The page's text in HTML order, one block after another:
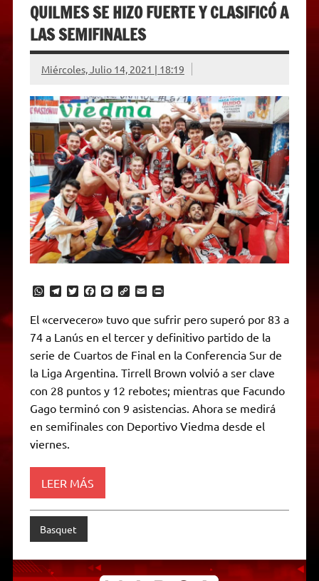
QUILMES SE HIZO FUERTE Y CLASIFICÓ A
LAS SEMIFINALES
Miércoles, Julio 14, 2021 | 18:19
W
t
s
A
p
p
T
e
g
r
a
m
T
t
t
e
r
F
e
b
o
o
k
M
s
e
g
e
C
y
L
i
n
k
E
i
l
P
i
n
t
r
i
n
d
l
y
El «cervecero» tuvo que sufrir pero superó por 83 a
74 a Lanús en el tercer y definitivo partido de la
serie de Cuartos de Final en la Conferencia Sur de
la Liga Argentina. Tirrell Brown volvió a ser clave
con 28 puntos y 12 rebotes; mientras que Facundo
Gago terminó con 9 asistencias. Ahora se medirá
en semifinales con Deportivo Viedma desde el
viernes.
LEER MÁS
Basquet